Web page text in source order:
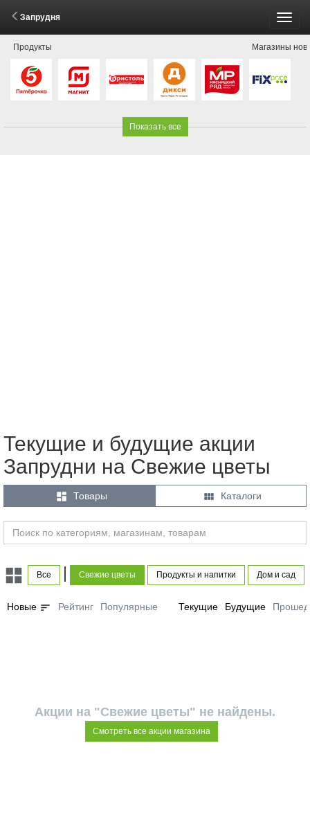
Запрудня
Продукты Магазины
Показать все
Текущие и будущие акции
Запрудни на Свежие цветы
 Товары  Каталоги
Все Свежие цветы Продукты и напитки Дом и сад
Новые sort Рейтинг Популярные Текущие Будущие
Акции на "Свежие цветы" не найдены.
Смотреть все акции магазина